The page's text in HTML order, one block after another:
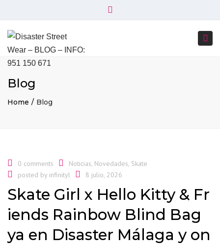
C. Córdoba, 6, 29001 Málaga
Close
Blog
Home Blog
0 comments Noticias Novedades Skate
posted by infinityl 8 julio, 2026
Skate Girl x Hello Kitty & Fr
iends Rainbow Blind Bag
ya en Disaster Málaga y on